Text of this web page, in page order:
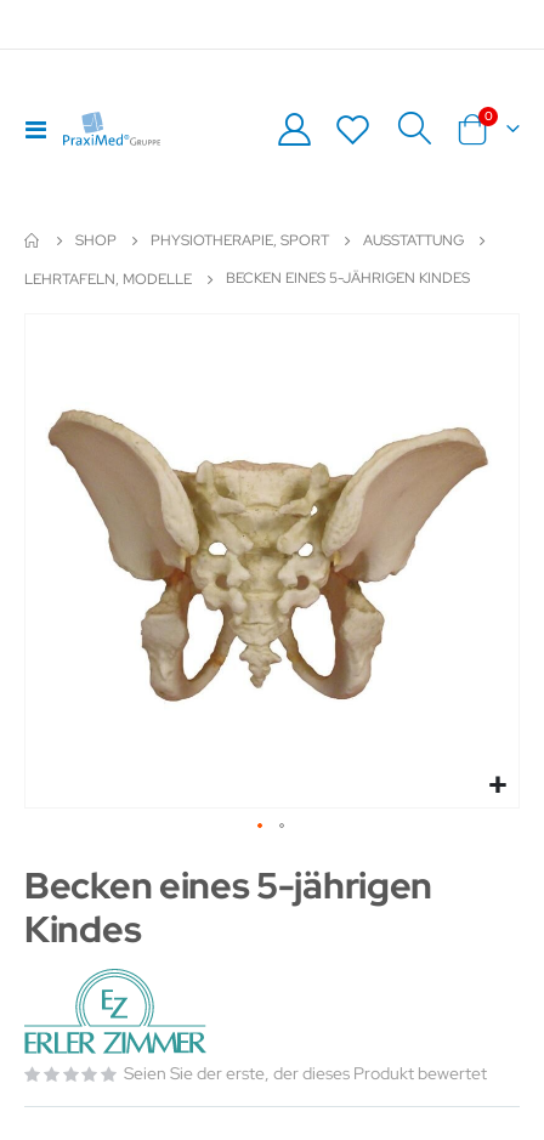
Navigation
umschalten
Warenkorb
0Artikel
SHOP PHYSIOTHERAPIE, SPORT
AUSSTATTUNG
LEHRTAFELN, MODELLE
BECKEN EINES 5-JÄHRIGEN KINDES
springen
Becken eines 5-jährigen
Kindes
Seien Sie der erste, der dieses Produkt bewertet